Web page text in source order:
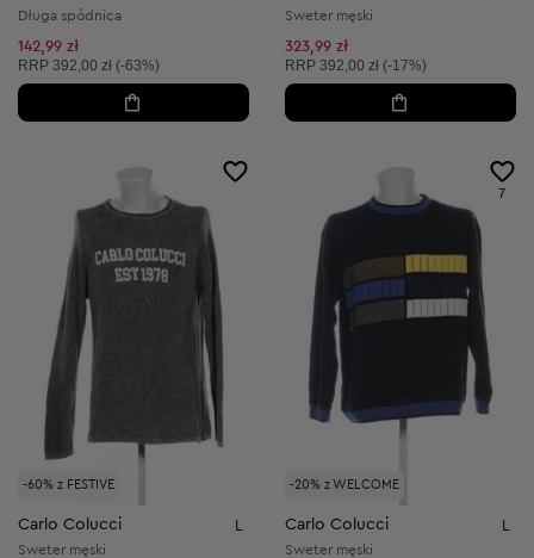
Długa spódnica
142,99 zł
Cena sugerowana:
RRP 392,00 zł (-63%)
Sweter męski
323,99 zł
Cena sugerowana:
RRP 392,00 zł (-17%)
-60% z FESTIVE
Carlo Colucci L
Sweter męski
-20% z WELCOME
7
Carlo Colucci L
Sweter męski